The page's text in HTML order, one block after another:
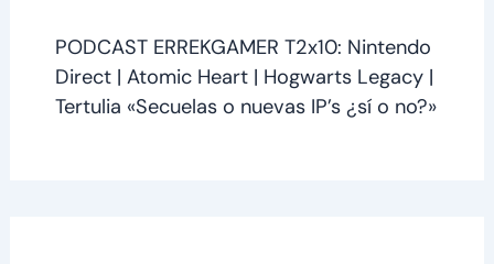
PODCAST ERREKGAMER T2x10: Nintendo
Direct | Atomic Heart | Hogwarts Legacy |
Tertulia «Secuelas o nuevas IP’s ¿sí o no?»